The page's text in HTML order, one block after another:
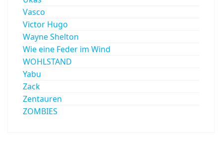
Vasco
Victor Hugo
Wayne Shelton
Wie eine Feder im Wind
WOHLSTAND
Yabu
Zack
Zentauren
ZOMBIES